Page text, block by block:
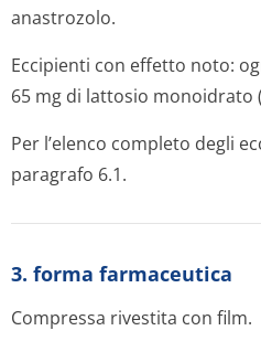
anastrozolo.
Eccipienti con effetto noto:
65 mg di lattosio monoidrato
Per l’elenco completo degli
paragrafo 6.1.
3. forma farmaceutica
Compressa rivestita con film.